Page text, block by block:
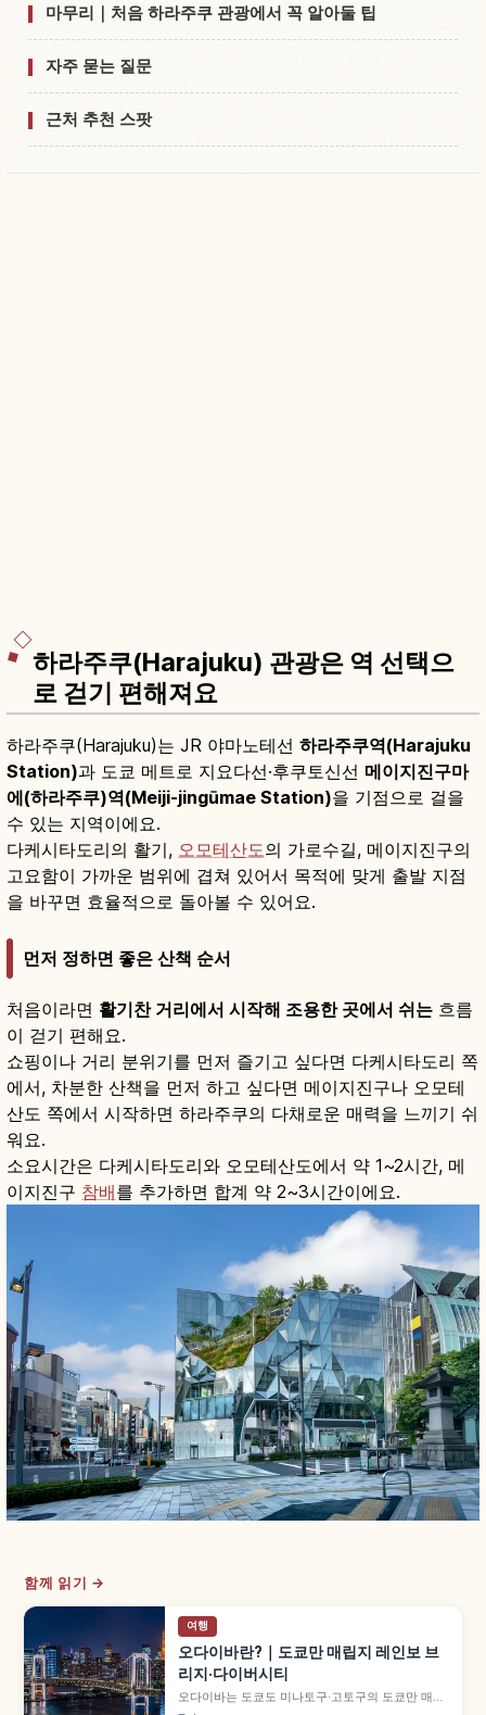
마무리｜처음 하라주쿠 관광에서 꼭 알아둘 팁
자주 묻는 질문
근처 추천 스팟
하라주쿠(Harajuku) 관광은 역 선택으
로 걷기 편해져요
하라주쿠(Harajuku)는 JR 야마노테선 하라주쿠역(Harajuku
Station)과 도쿄 메트로 지요다선·후쿠토신선 메이지진구마
에(하라주쿠)역(Meiji-jingūmae Station)을 기점으로 걸을
수 있는 지역이에요.
다케시타도리의 활기, 오모테산도의 가로수길, 메이지진구의
고요함이 가까운 범위에 겹쳐 있어서 목적에 맞게 출발 지점
을 바꾸면 효율적으로 돌아볼 수 있어요.
먼저 정하면 좋은 산책 순서
처음이라면 활기찬 거리에서 시작해 조용한 곳에서 쉬는 흐름
이 걷기 편해요.
쇼핑이나 거리 분위기를 먼저 즐기고 싶다면 다케시타도리 쪽
에서, 차분한 산책을 먼저 하고 싶다면 메이지진구나 오모테
산도 쪽에서 시작하면 하라주쿠의 다채로운 매력을 느끼기 쉬
워요.
소요시간은 다케시타도리와 오모테산도에서 약 1~2시간, 메
이지진구 참배를 추가하면 합계 약 2~3시간이에요.
함께 읽기 →
여행
오다이바란?｜도쿄만 매립지 레인보 브
리지·다이버시티
오다이바는 도쿄도 미나토구·고토구의 도쿄만 매립